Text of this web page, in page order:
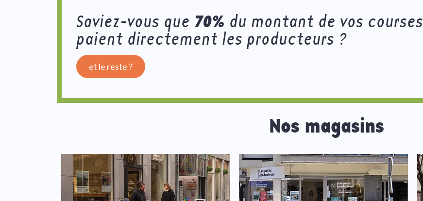
Saviez-vous que 70% du montant de vos courses
paient directement les producteurs ?
et le reste ?
Nos magasins